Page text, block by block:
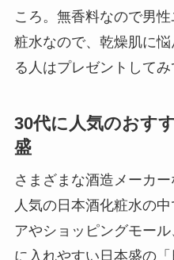
ころ。無香料なので男
粧水なので、乾燥肌に
る人はプレゼントしてみ
30代に人気のおす
盛
さまざまな酒造メーカ
人気の日本酒化粧水の
アやショッピングモー
に入れやすい日本盛の